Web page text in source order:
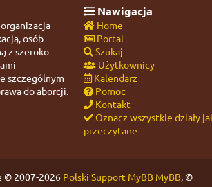
osób
z szeroko
szczególnym
do aborcji.
Nawigacja
Home
Portal
Szukaj
Użytkownicy
Kalendarz
Pomoc
Kontakt
Oznacz wszystkie działy
przeczytane
© 2007-2026 Polski Support MyBB MyBB, ©